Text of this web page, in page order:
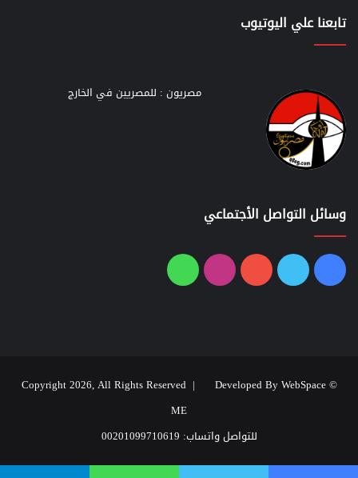
تابعنا علي اليوتيوب
مصريون : للمصريين في الخارج
وسائل التواصل الأجتماعي
فيسبوك
تويتر يوتيوبانستقرامواتساب
© Copyright 2026, All Rights Reserved |
Developed By WebSpace
ME
للتواصل واتساب: 00201099710619